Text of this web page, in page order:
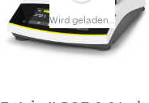
Wird geladen…